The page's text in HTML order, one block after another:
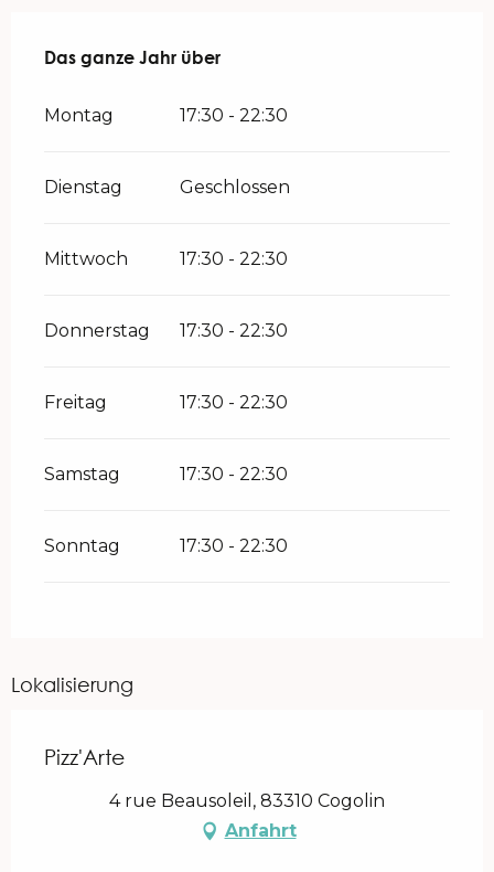
Das ganze Jahr über
Das ganze Jahr über
Montag 17:30 - 22:30
Dienstag Geschlossen
Mittwoch 17:30 - 22:30
Donnerstag 17:30 - 22:30
Freitag 17:30 - 22:30
Samstag 17:30 - 22:30
Sonntag 17:30 - 22:30
Lokalisierung
Pizz'Arte
4 rue Beausoleil, 83310 Cogolin
Anfahrt